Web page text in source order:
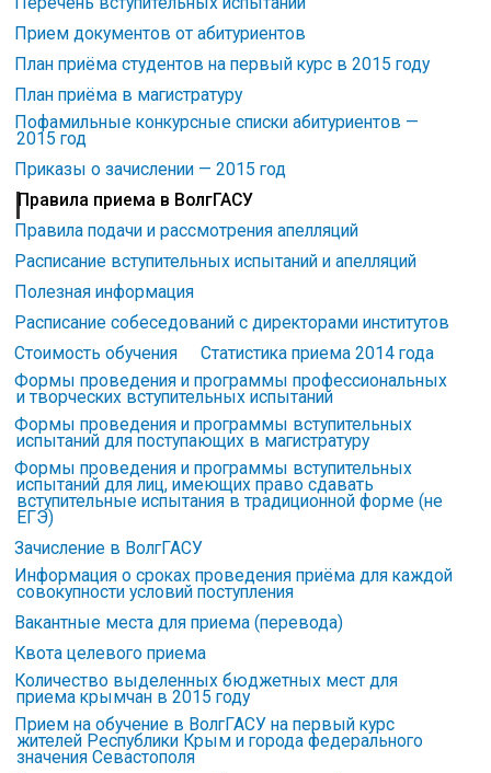
Прием документов от абитуриентов
План приёма студентов на первый курс в 2015 году
План приёма в магистратуру
Пофамильные конкурсные списки абитуриентов —
2015 год
Приказы о зачислении — 2015 год
Правила приема в ВолгГАСУ
Правила подачи и рассмотрения апелляций
Расписание вступительных испытаний и апелляций
Полезная информация
Расписание собеседований с директорами институтов
Стоимость обучения
Статистика приема 2014 года
Формы проведения и программы профессиональных
и творческих вступительных испытаний
Формы проведения и программы вступительных
испытаний для поступающих в магистратуру
Формы проведения и программы вступительных
испытаний для лиц, имеющих право сдавать
вступительные испытания в традиционной форме (не
ЕГЭ)
Зачисление в ВолгГАСУ
Информация о сроках проведения приёма для каждой
совокупности условий поступления
Вакантные места для приема (перевода)
Квота целевого приема
Количество выделенных бюджетных мест для
приема крымчан в 2015 году
Прием на обучение в ВолгГАСУ на первый курс
жителей Республики Крым и города федерального
значения Севастополя